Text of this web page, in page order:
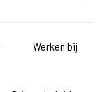
Werken bij